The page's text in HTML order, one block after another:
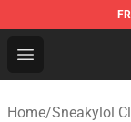
Open menu
Sneakylol
Home/Sneakylol